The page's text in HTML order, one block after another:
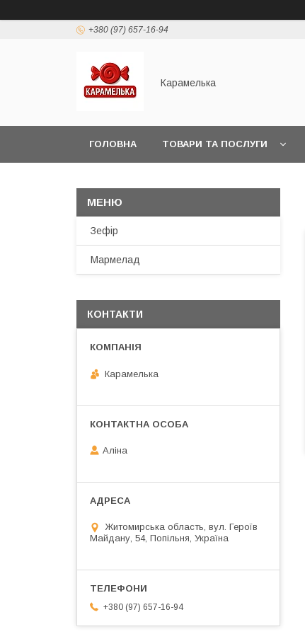
+380 (97) 657-16-94
Карамелька
ГОЛОВНА ТОВАРИ ТА ПОСЛУГИ
Зефір
Мармелад
КОНТАКТИ
Карамелька
Аліна
Житомирська область, вул. Героїв
Майдану, 54, Попільня, Україна
+380 (97) 657-16-94